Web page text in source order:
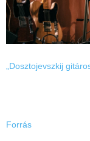
„Dosztojevszkij
Forrás